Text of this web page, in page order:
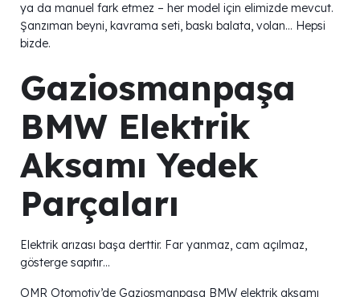
ya da manuel fark etmez – her model için elimizde mevcut.
Şanzıman beyni, kavrama seti, baskı balata, volan… Hepsi
bizde.
Gaziosmanpaşa
BMW Elektrik
Aksamı Yedek
Parçaları
Elektrik arızası başa derttir. Far yanmaz, cam açılmaz,
gösterge sapıtır…
OMR Otomotiv’de Gaziosmanpaşa BMW elektrik aksamı